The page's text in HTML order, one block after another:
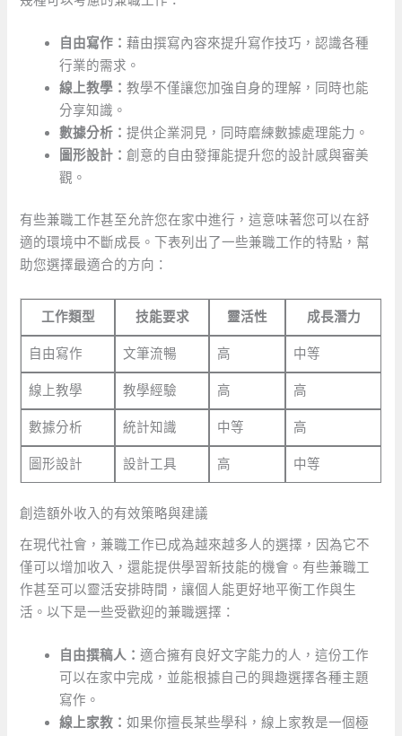
自由寫作：藉由撰寫內容來提升寫作技巧，認識各種
行業的需求。
線上教學：教學不僅讓您加強自身的理解，同時也能
分享知識。
數據分析：提供企業洞見，同時磨練數據處理能力。
圖形設計：創意的自由發揮能提升您的設計感與審美
觀。
有些兼職工作甚至允許您在家中進行，這意味著您可以在舒
適的環境中不斷成長。下表列出了一些兼職工作的特點，幫
助您選擇最適合的方向：
工作類型 技能要求 靈活性 成長潛力
自由寫作 文筆流暢 高 中等
線上教學 教學經驗 高 高
數據分析 統計知識 中等 高
圖形設計 設計工具 高 中等
創造額外收入的有效策略與建議
在現代社會，兼職工作已成為越來越多人的選擇，因為它不
僅可以增加收入，還能提供學習新技能的機會。有些兼職工
作甚至可以靈活安排時間，讓個人能更好地平衡工作與生
活。以下是一些受歡迎的兼職選擇：
自由撰稿人：適合擁有良好文字能力的人，這份工作
可以在家中完成，並能根據自己的興趣選擇各種主題
寫作。
線上家教：如果你擅長某些學科，線上家教是一個極